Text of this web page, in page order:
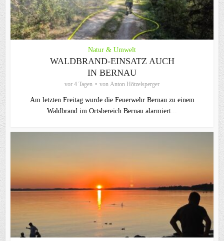
Natur & Umwelt
WALDBRAND-EINSATZ AUCH
IN BERNAU
vor 4 Tagen von Anton Hötzelsperger
Am letzten Freitag wurde die Feuerwehr Bernau zu einem
Waldbrand im Ortsbereich Bernau alarmiert...